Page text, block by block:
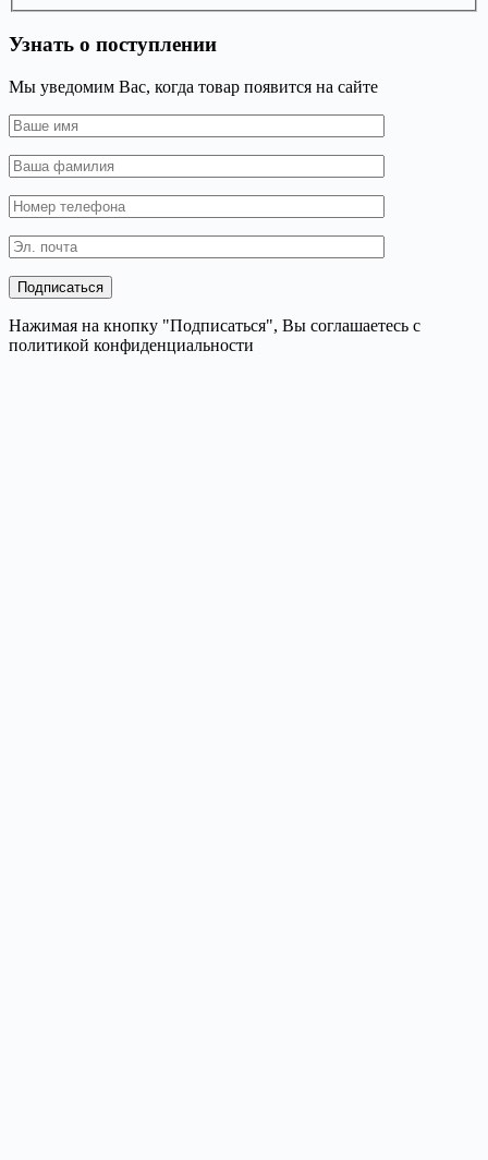
Узнать о поступлении
Мы уведомим Вас, когда товар появится на сайте
Нажимая на кнопку "Подписаться", Вы соглашаетесь с
политикой конфиденциальности